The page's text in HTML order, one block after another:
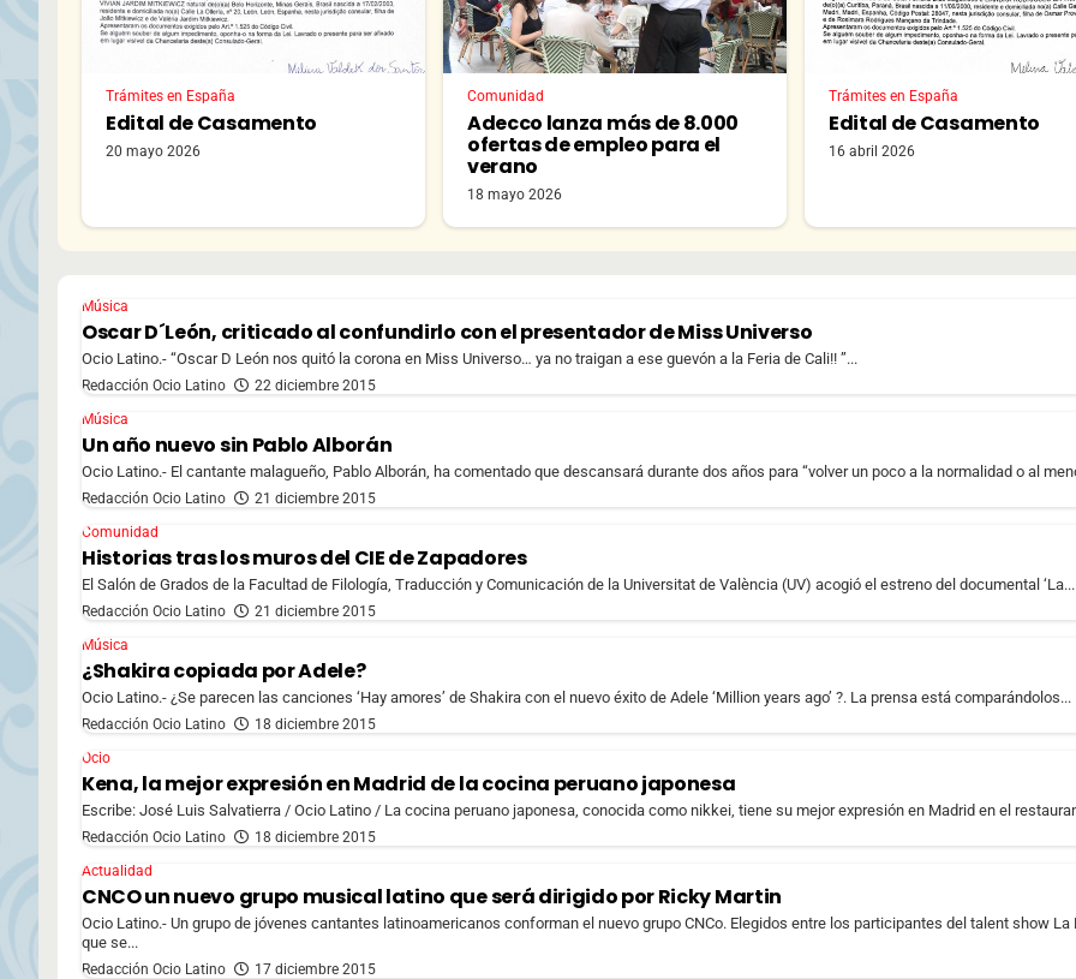
Trámites en España
Edital de Casamento
20 mayo 2026
Comunidad
Adecco lanza más de 8.000
ofertas de empleo para el
verano
18 mayo 2026
Trámites en España
Edital de Casamento
16 abril 2026
Música
Oscar D´León, criticado al confundirlo con el presentador de Miss Universo
Ocio Latino.- “Oscar D León nos quitó la corona en Miss Universo… ya no traigan a ese guevón a la Feria de Cali!! ”...
Redacción Ocio Latino
22 diciembre 2015
Música
Un año nuevo sin Pablo Alborán
Ocio Latino.- El cantante malagueño, Pablo Alborán, ha comentado que descansará durante dos años para “volver un poco a la normalidad o al
Redacción Ocio Latino
21 diciembre 2015
Comunidad
Historias tras los muros del CIE de Zapadores
El Salón de Grados de la Facultad de Filología, Traducción y Comunicación de la Universitat de València (UV) acogió el estreno del documental ‘La...
Redacción Ocio Latino
21 diciembre 2015
Música
¿Shakira copiada por Adele?
Ocio Latino.- ¿Se parecen las canciones ‘Hay amores’ de Shakira con el nuevo éxito de Adele ‘Million years ago’ ?. La prensa está comparándolos...
Redacción Ocio Latino
18 diciembre 2015
Ocio
Kena, la mejor expresión en Madrid de la cocina peruano japonesa
Escribe: José Luis Salvatierra / Ocio Latino / La cocina peruano japonesa, conocida como nikkei, tiene su mejor expresión en Madrid en el
Redacción Ocio Latino
18 diciembre 2015
Actualidad
CNCO un nuevo grupo musical latino que será dirigido por Ricky Martin
Ocio Latino.- Un grupo de jóvenes cantantes latinoamericanos conforman el nuevo grupo CNCo. Elegidos entre los participantes del talent show La
que se...
Redacción Ocio Latino
17 diciembre 2015